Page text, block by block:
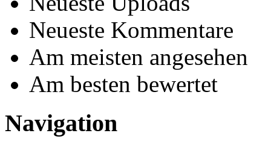
Neueste Kommentare
Am meisten angesehen
Am besten bewertet
Navigation